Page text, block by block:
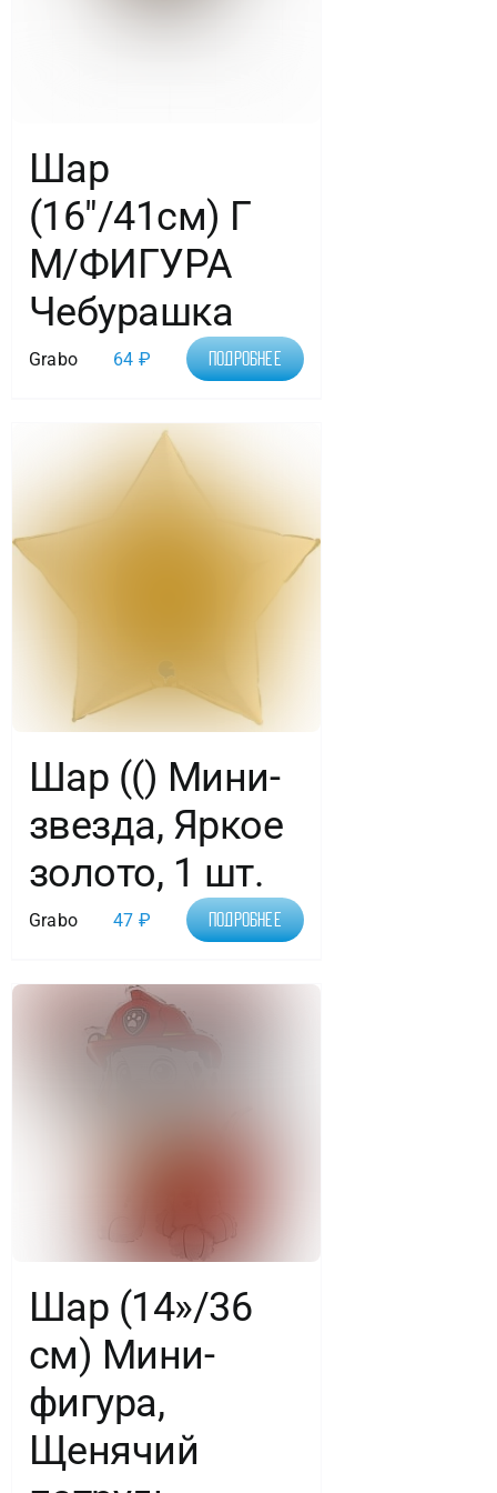
Шар
(16″/41см) Г
М/ФИГУРА
Чебурашка
Grabo 64 ₽ Подробнее
Шар (() Мини-
звезда, Яркое
золото, 1 шт.
Grabo 47 ₽ Подробнее
Шар (14»/36
см) Мини-
фигура,
Щенячий